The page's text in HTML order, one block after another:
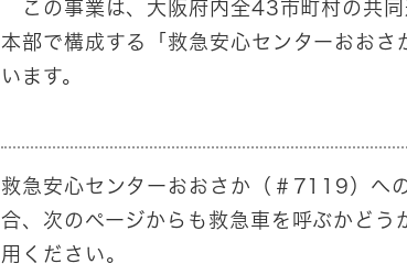
この事業は、大阪府内全43市町村の共
本部で構成する「救急安心センターおお
います。
救急安心センターおおさか（＃7119）へ
合、次のページからも救急車を呼ぶかど
用ください。